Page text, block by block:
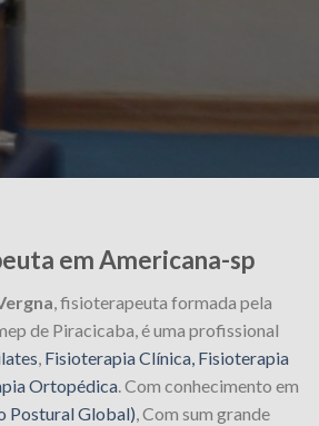
em Americana-sp
, fisioterapeuta formada pela
de Piracicaba, é uma profissional
, Fisioterapia Clínica, Fisioterapia
Ortopédica. Com conhecimento em
Postural Global), Com sum grande